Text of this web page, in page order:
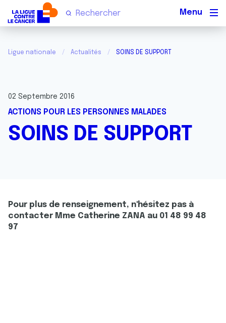
Ligue nationale Actualités SOINS DE SUPPORT
02 Septembre 2016
ACTIONS POUR LES PERSONNES MALADES
SOINS DE SUPPORT
Pour plus de renseignement, n'hésitez pas à
contacter Mme Catherine ZANA au 01 48 99 48
97